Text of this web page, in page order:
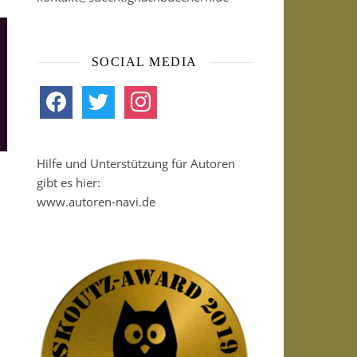
SOCIAL MEDIA
facebook twitter instagram
Hilfe und Unterstützung für Autoren
gibt es hier:
www.autoren-navi.de